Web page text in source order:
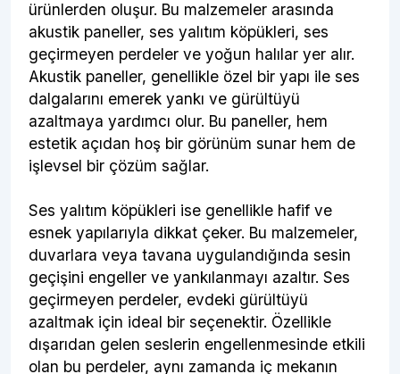
ürünlerden oluşur. Bu malzemeler arasında
akustik paneller, ses yalıtım köpükleri, ses
geçirmeyen perdeler ve yoğun halılar yer alır.
Akustik paneller, genellikle özel bir yapı ile ses
dalgalarını emerek yankı ve gürültüyü
azaltmaya yardımcı olur. Bu paneller, hem
estetik açıdan hoş bir görünüm sunar hem de
işlevsel bir çözüm sağlar.
Ses yalıtım köpükleri ise genellikle hafif ve
esnek yapılarıyla dikkat çeker. Bu malzemeler,
duvarlara veya tavana uygulandığında sesin
geçişini engeller ve yankılanmayı azaltır. Ses
geçirmeyen perdeler, evdeki gürültüyü
azaltmak için ideal bir seçenektir. Özellikle
dışarıdan gelen seslerin engellenmesinde etkili
olan bu perdeler, aynı zamanda iç mekanın